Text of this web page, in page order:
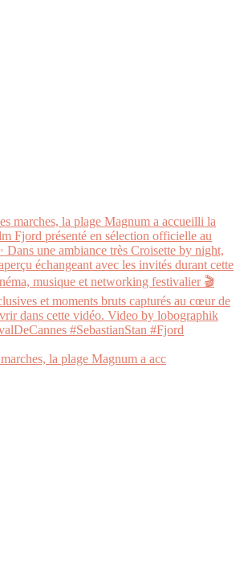
la plage Magnum a acc